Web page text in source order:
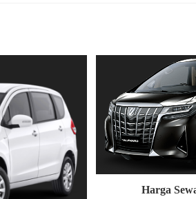
Harga